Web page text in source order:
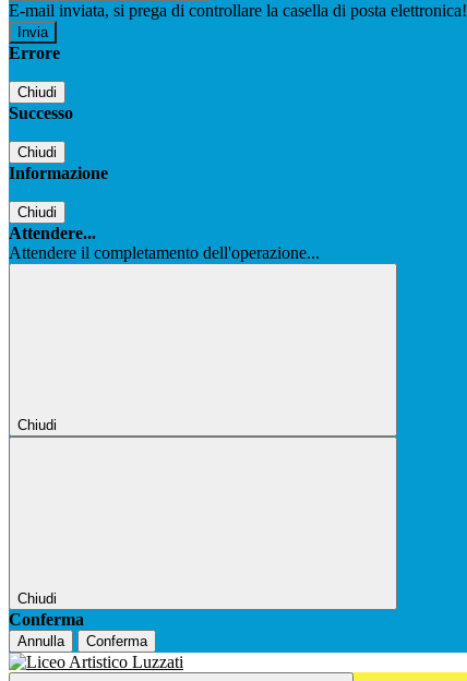
E-mail inviata, si prega di controllare la casella di posta elettronica!
Errore
Chiudi
Successo
Chiudi
Informazione
Chiudi
Attendere...
Attendere il completamento dell'operazione...
Chiudi
Chiudi
Conferma
Annulla Conferma